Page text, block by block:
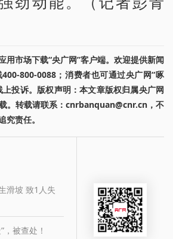
用市场下载“央广网”客户端。欢迎提供新闻
800-0088；消费者也可通过央广网“啄
投诉。版权声明：本文章版权归属央广网
。转载请联系：cnrbanquan@cnr.cn，不
究责任。
滑坡 致1人失
，被查处！